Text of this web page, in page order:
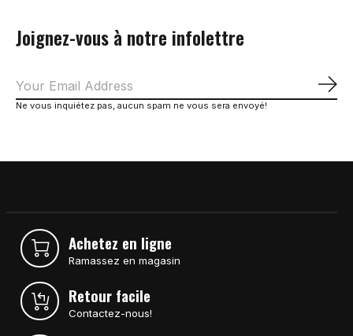
Joignez-vous à notre infolettre
Ne vous inquiétez pas, aucun spam ne vous sera envoyé!
Achetez en ligne
Ramassez en magasin
Retour facile
Contactez-nous!